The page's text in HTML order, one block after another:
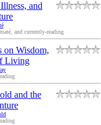
and
and currently-reading
on Wisdom,
Living
and the